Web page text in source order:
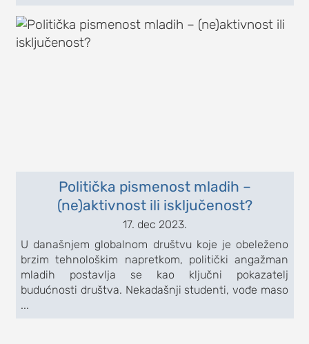
Politička pismenost mladih –
(ne)aktivnost ili isključenost?
17. dec 2023.
U današnjem globalnom društvu koje je obeleženo
brzim tehnološkim napretkom, politički angažman
mladih postavlja se kao ključni pokazatelj
budućnosti društva. Nekadašnji studenti, vođe maso
...